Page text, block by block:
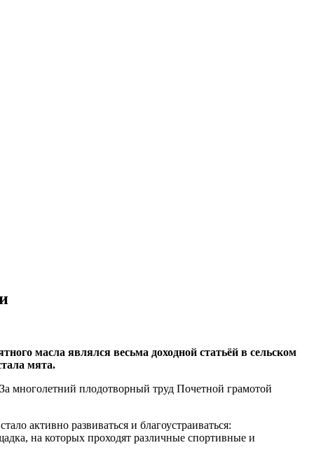
масла являлся весьма доходной статьёй в сельском
мята.
многолетний плодотворный труд Почетной грамотой
активно развиваться и благоустраиваться:
на которых проходят различные спортивные и